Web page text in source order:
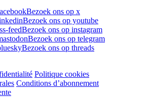
Bezoek ons op x
Bezoek ons op youtube
feedBezoek ons op instagram
Bezoek ons op telegram
Bezoek ons op threads
Politique cookies
Conditions d’abonnement